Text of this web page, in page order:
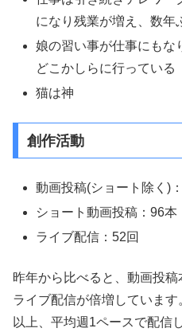
になり残業が増え、数年
娘の習い事が仕事にもな
どこかしらに行っている
猫は神
創作活動
動画投稿(ショート除く)
ショート動画投稿：96本
ライブ配信：52回
昨年から比べると、動画投稿
ライブ配信が倍増していま
以上、平均週1ペースで配信